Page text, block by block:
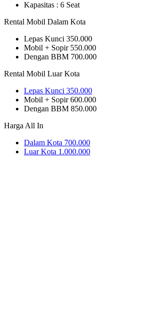
Kapasitas : 6 Seat
Rental Mobil Dalam Kota
Lepas Kunci 350.000
Mobil + Sopir 550.000
Dengan BBM 700.000
Rental Mobil Luar Kota
Lepas Kunci 350.000
Mobil + Sopir600.000
Dengan BBM 850.000
Harga All In
Dalam Kota 700.000
Luar Kota 1.000.000